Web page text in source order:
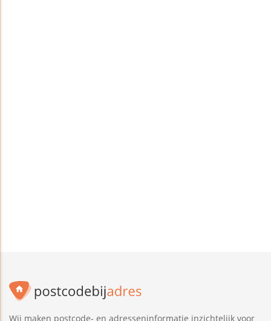
Wij maken postcode- en adresseninformatie inzichtelijk voor